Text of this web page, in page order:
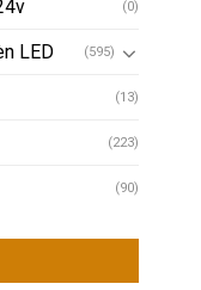
(0)
LED (595)
(13)
(223)
(90)